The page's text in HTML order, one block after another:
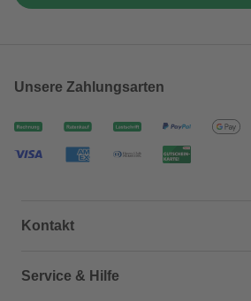
Unsere Zahlungsarten
Kontakt
Dein Kontakt zu uns
Service & Hilfe